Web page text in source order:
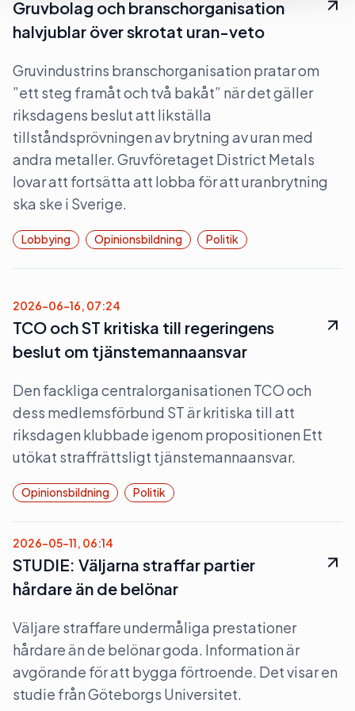
Gruvbolag och branschorganisation
halvjublar över skrotat uran-veto
Gruvindustrins branschorganisation pratar om
”ett steg framåt och två bakåt” när det gäller
riksdagens beslut att likställa
tillståndsprövningen av brytning av uran med
andra metaller. Gruvföretaget District Metals
lovar att fortsätta att lobba för att uranbrytning
ska ske i Sverige.
Lobbying Opinionsbildning Politik
2026-06-16, 07:24
TCO och ST kritiska till regeringens
beslut om tjänstemannaansvar
Den fackliga centralorganisationen TCO och
dess medlemsförbund ST är kritiska till att
riksdagen klubbade igenom propositionen Ett
utökat straffrättsligt tjänstemannaansvar.
Opinionsbildning Politik
2026-05-11, 06:14
STUDIE: Väljarna straffar partier
hårdare än de belönar
Väljare straffare undermåliga prestationer
hårdare än de belönar goda. Information är
avgörande för att bygga förtroende. Det visar en
studie från Göteborgs Universitet.